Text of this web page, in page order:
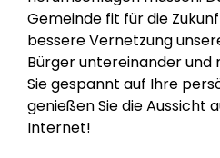
Gemeinde fit für die
bessere Vernetzung
Bürger untereinander und
Sie gespannt auf Ihre
genießen Sie die Aussicht
Internet!